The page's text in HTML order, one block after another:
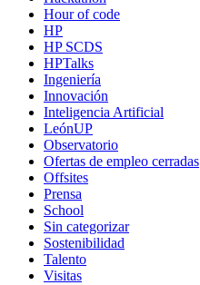
Hour of code
HP
HP SCDS
HPTalks
Ingeniería
Innovación
Inteligencia Artificial
LeónUP
Observatorio
Ofertas de empleo cerradas
Offsites
Prensa
School
Sin categorizar
Sostenibilidad
Talento
Visitas